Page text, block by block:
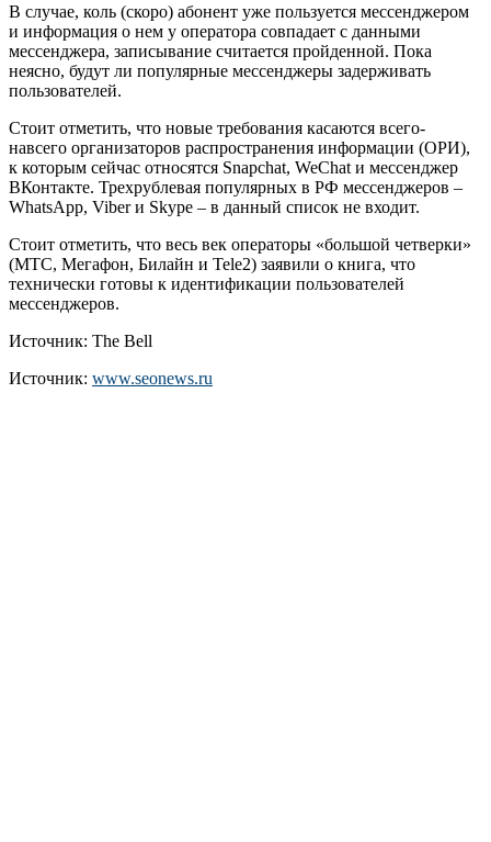
В случае, коль (скоро) абонент уже пользуется мессенджером
и информация о нем у оператора совпадает с данными
мессенджера, записывание считается пройденной. Пока
неясно, будут ли популярные мессенджеры задерживать
пользователей.
Стоит отметить, что новые требования касаются всего-
навсего организаторов распространения информации (ОРИ),
к которым сейчас относятся Snapchat, WeChat и мессенджер
ВКонтакте. Трехрублевая популярных в РФ мессенджеров –
WhatsApp, Viber и Skype – в данный список не входит.
Стоит отметить, что весь век операторы «большой четверки»
(МТС, Мегафон, Билайн и Tele2) заявили о книга, что
технически готовы к идентификации пользователей
мессенджеров.
Источник: The Bell
Источник: www.seonews.ru